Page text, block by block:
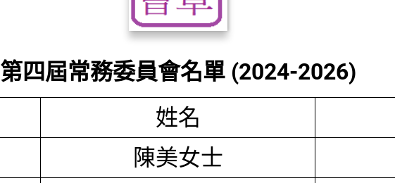
第四屆常務委員會名單 (2024-2026)
姓名
陳美女士